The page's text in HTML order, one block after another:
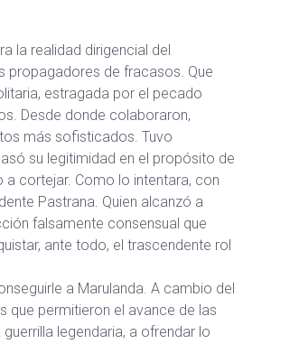
la realidad dirigencial del
propagadores de fracasos. Que
estragada por el pecado
Desde donde colaboraron,
más sofisticados. Tuvo
su legitimidad en el propósito de
a cortejar. Como lo intentara, con
Pastrana. Quien alcanzó a
falsamente consensual que
ante todo, el trascendente rol
a Marulanda. A cambio del
que permitieron el avance de las
legendaria, a ofrendar lo